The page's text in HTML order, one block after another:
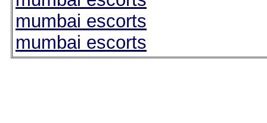
mumbai escorts
mumbai escorts